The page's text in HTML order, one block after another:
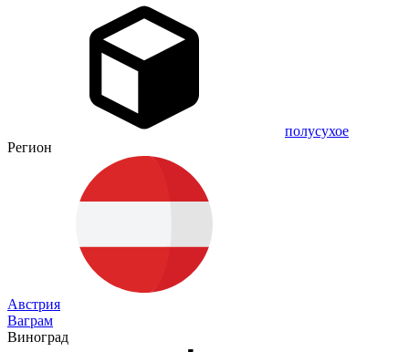
полусухое
Регион
Австрия
Ваграм
Виноград